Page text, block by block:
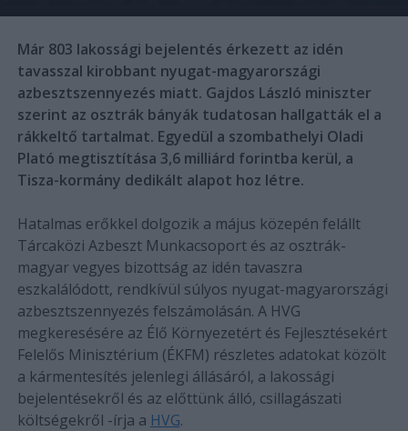
Már 803 lakossági bejelentés érkezett az idén
tavasszal kirobbant nyugat-magyarországi
azbesztszennyezés miatt. Gajdos László miniszter
szerint az osztrák bányák tudatosan hallgatták el a
rákkeltő tartalmat. Egyedül a szombathelyi Oladi
Plató megtisztítása 3,6 milliárd forintba kerül, a
Tisza-kormány dedikált alapot hoz létre.
Hatalmas erőkkel dolgozik a május közepén felállt
Tárcaközi Azbeszt Munkacsoport és az osztrák-
magyar vegyes bizottság az idén tavaszra
eszkalálódott, rendkívül súlyos nyugat-magyarországi
azbesztszennyezés felszámolásán. A HVG
megkeresésére az Élő Környezetért és Fejlesztésekért
Felelős Minisztérium (ÉKFM) részletes adatokat közölt
a kármentesítés jelenlegi állásáról, a lakossági
bejelentésekről és az előttünk álló, csillagászati
költségekről -írja a HVG.